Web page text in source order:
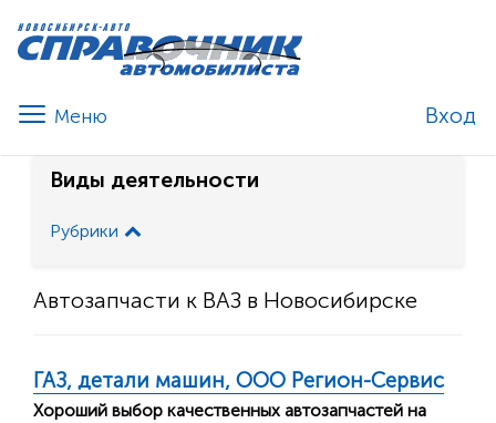
Вход
Виды деятельности
Рубрики
Автозапчасти к ВАЗ в Новосибирске
ГАЗ, детали машин, ООО Регион-Сервис
Хороший выбор качественных автозапчастей на